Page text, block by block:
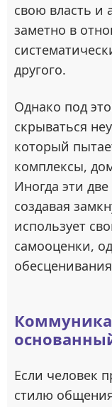
свою власть и
заметно в
другого.
Однако под
скрываться
который
комплексы,
Иногда эти
создавая
использует
самооценки,
Если человек
стилю